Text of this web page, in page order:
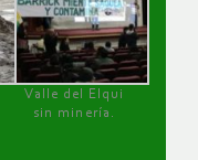
Valle del Elqui
sin minería.